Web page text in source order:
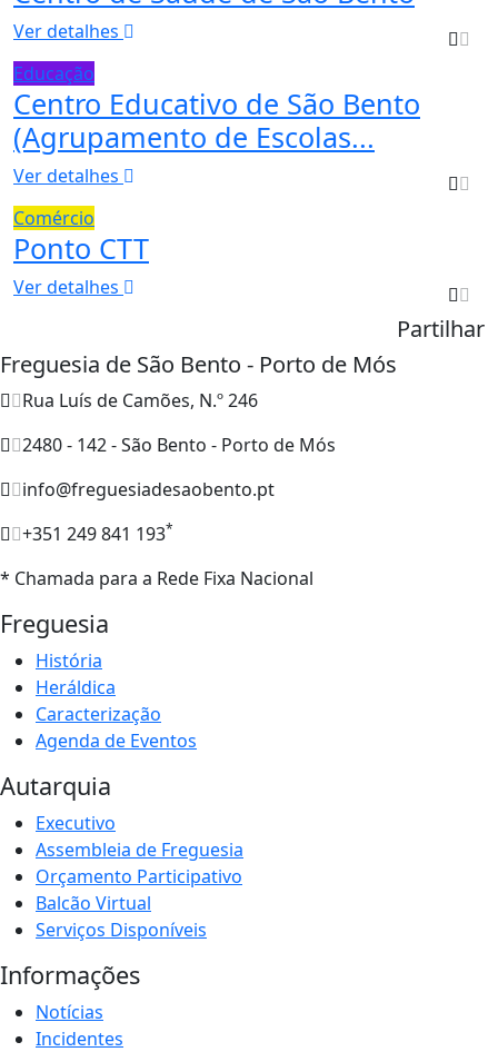
Ver detalhes
Educação
Centro Educativo de São Bento
(Agrupamento de Escolas...
Ver detalhes
Comércio
Ponto CTT
Ver detalhes
Partilhar
Freguesia de São Bento - Porto de Mós
Rua Luís de Camões, N.º 246
2480 - 142 - São Bento - Porto de Mós
info@freguesiadesaobento.pt
+351 249 841 193*
* Chamada para a Rede Fixa Nacional
Freguesia
História
Heráldica
Caracterização
Agenda de Eventos
Autarquia
Executivo
Assembleia de Freguesia
Orçamento Participativo
Balcão Virtual
Serviços Disponíveis
Informações
Notícias
Incidentes